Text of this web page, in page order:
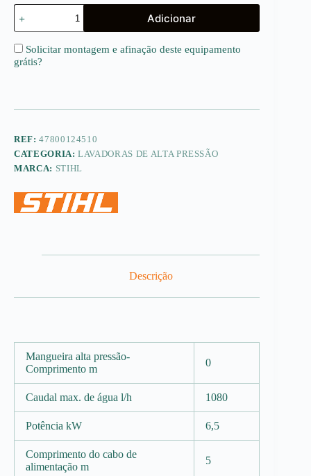
Quantidade
de
RE
362
(Trifásica)
Adicionar
Solicitar montagem e afinação deste equipamento
grátis?
REF:47800124510
CATEGORIA:LAVADORAS DE ALTA PRESSÃO
MARCA: STIHL
Descrição
Mangueira alta pressão-
Comprimento m
0
Caudal max. de água l/h 1080
Potência kW 6,5
Comprimento do cabo de
alimentação m
5